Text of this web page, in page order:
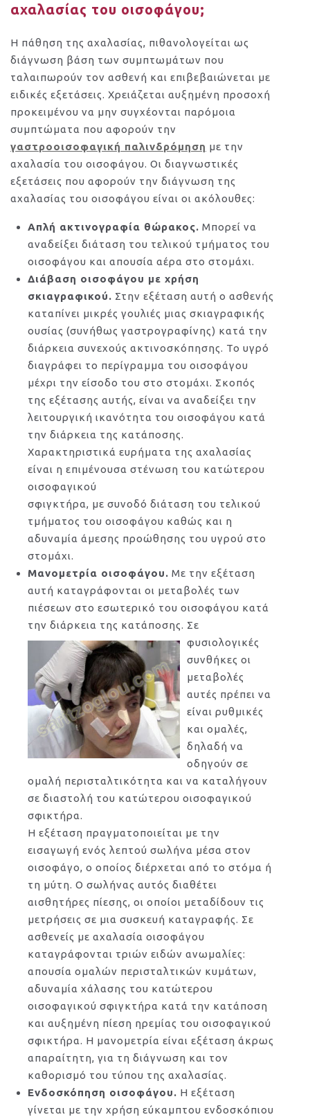
αχαλασίας του οισοφάγου;
Η πάθηση της αχαλασίας, πιθανολογείται ως
διάγνωση βάση των συμπτωμάτων που
ταλαιπωρούν τον ασθενή και επιβεβαιώνεται με
ειδικές εξετάσεις. Χρειάζεται αυξημένη προσοχή
προκειμένου να μην συγχέονται παρόμοια
συμπτώματα που αφορούν την
γαστροοισοφαγική παλινδρόμηση με την
αχαλασία του οισοφάγου. Οι διαγνωστικές
εξετάσεις που αφορούν την διάγνωση της
αχαλασίας του οισοφάγου είναι οι ακόλουθες:
Απλή ακτινογραφία θώρακος. Μπορεί να
αναδείξει διάταση του τελικού τμήματος του
οισοφάγου και απουσία αέρα στο στομάχι.
Διάβαση οισοφάγου με χρήση
σκιαγραφικού. Στην εξέταση αυτή ο ασθενής
καταπίνει μικρές γουλιές μιας σκιαγραφικής
ουσίας (συνήθως γαστρογραφίνης) κατά την
διάρκεια συνεχούς ακτινοσκόπησης. Το υγρό
διαγράφει το περίγραμμα του οισοφάγου
μέχρι την είσοδο του στο στομάχι. Σκοπός
της εξέτασης αυτής, είναι να αναδείξει την
λειτουργική ικανότητα του οισοφάγου κατά
την διάρκεια της κατάποσης.
Χαρακτηριστικά ευρήματα της αχαλασίας
είναι η επιμένουσα στένωση του κατώτερου
οισοφαγικού
σφιγκτήρα, με συνοδό διάταση του τελικού
τμήματος του οισοφάγου καθώς και η
αδυναμία άμεσης προώθησης του υγρού στο
στομάχι.
Μανομετρία οισοφάγου. Με την εξέταση
αυτή καταγράφονται οι μεταβολές των
πιέσεων στο εσωτερικό του οισοφάγου κατά
την διάρκεια της κατάποσης. Σε
φυσιολογικές
συνθήκες οι
μεταβολές
αυτές πρέπει να
είναι ρυθμικές
και ομαλές,
δηλαδή να
οδηγούν σε
ομαλή περισταλτικότητα και να καταλήγουν
σε διαστολή του κατώτερου οισοφαγικού
σφικτήρα.
Η εξέταση πραγματοποιείται με την
εισαγωγή ενός λεπτού σωλήνα μέσα στον
οισοφάγο, ο οποίος διέρχεται από το στόμα ή
τη μύτη. Ο σωλήνας αυτός διαθέτει
αισθητήρες πίεσης, οι οποίοι μεταδίδουν τις
μετρήσεις σε μια συσκευή καταγραφής. Σε
ασθενείς με αχαλασία οισοφάγου
καταγράφονται τριών ειδών ανωμαλίες:
απουσία ομαλών περισταλτικών κυμάτων,
αδυναμία χάλασης του κατώτερου
οισοφαγικού σφιγκτήρα κατά την κατάποση
και αυξημένη πίεση ηρεμίας του οισοφαγικού
σφικτήρα. Η μανομετρία είναι εξέταση άκρως
απαραίτητη, για τη διάγνωση και τον
καθορισμό του τύπου της αχαλασίας.
Ενδοσκόπηση οισοφάγου. Η εξέταση
γίνεται με την χρήση εύκαμπτου ενδοσκόπιου